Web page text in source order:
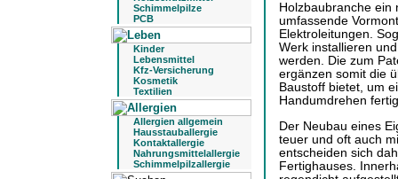
Schimmelpilze
PCB
Kinder
Lebensmittel
Kfz-Versicherung
Kosmetik
Textilien
Allergien allgemein
Hausstauballergie
Kontaktallergie
Nahrungsmittelallergie
Schimmelpilzallergie
Holzbaubranche ein
umfassende
Elektroleitungen.
Werk installieren
werden. Die zum
ergänzen somit die
Baustoff bietet, um
Handumdrehen
Der Neubau eines
teuer und oft auch
entscheiden sich
Fertighauses.